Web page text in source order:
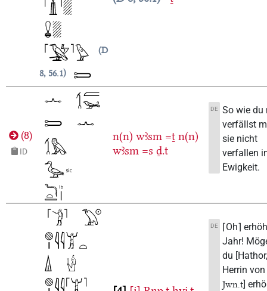
D
8, 56.1
(8)
ID
n(n) wꜣsm =ṯ n(n)
wꜣsm =s ḏ.t
DE So wie du
verfällst
sie nicht
verfallen
Ewigkeit.
DE
⌈Oh⌉
Jahr!
du
Herrin von
Jwn.t]